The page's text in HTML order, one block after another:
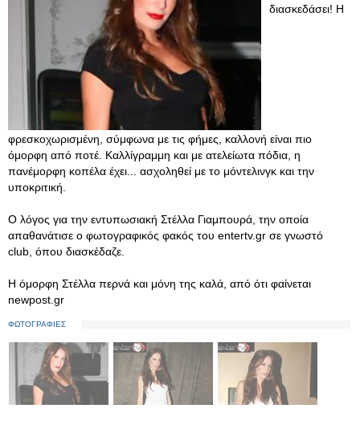
διασκεδάσει! Η
φρεσκοχωρισμένη, σύμφωνα με τις φήμες, καλλονή είναι πιο
όμορφη από ποτέ. Καλλίγραμμη και με ατελείωτα πόδια, η
πανέμορφη κοπέλα έχει... ασχοληθεί με το μόντελινγκ και την
υποκριτική.
Ο λόγος για την εντυπωσιακή Στέλλα Γιαμπουρά, την οποία
απαθανάτισε ο φωτογραφικός φακός του entertv.gr σε γνωστό
club, όπου διασκέδαζε.
Η όμορφη Στέλλα περνά και μόνη της καλά, από ότι φαίνεται
newpost.gr
ΦΩΤΟΓΡΑΦΙΕΣ